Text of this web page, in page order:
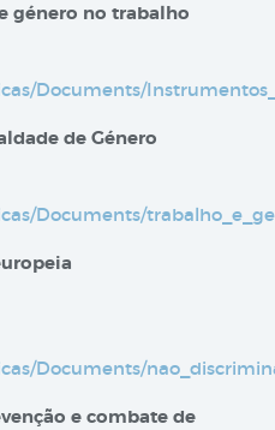
género no trabalho
Documents/
de Género
Documents/
Documents/
e combate de